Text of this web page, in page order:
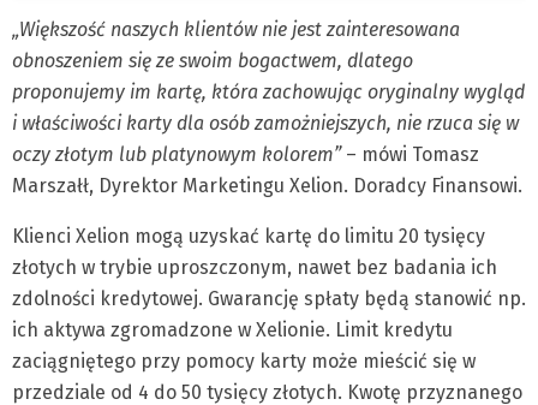
„Większość naszych klientów nie jest zainteresowana
obnoszeniem się ze swoim bogactwem, dlatego
proponujemy im kartę, która zachowując oryginalny wygląd
i właściwości karty dla osób zamożniejszych, nie rzuca się w
oczy złotym lub platynowym kolorem”– mówi Tomasz
Marszałł, Dyrektor Marketingu Xelion. Doradcy Finansowi.
Klienci Xelion mogą uzyskać kartę do limitu 20 tysięcy
złotych w trybie uproszczonym, nawet bez badania ich
zdolności kredytowej. Gwarancję spłaty będą stanowić np.
ich aktywa zgromadzone w Xelionie. Limit kredytu
zaciągniętego przy pomocy karty może mieścić się w
przedziale od 4 do 50 tysięcy złotych. Kwotę przyznanego